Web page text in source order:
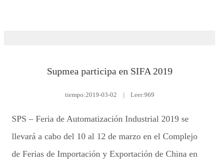
Supmea participa en SIFA 2019
tiempo:2019-03-02 | Leer:969
SPS – Feria de Automatización Industrial 2019 se
llevará a cabo del 10 al 12 de marzo en el Complejo
de Ferias de Importación y Exportación de China en